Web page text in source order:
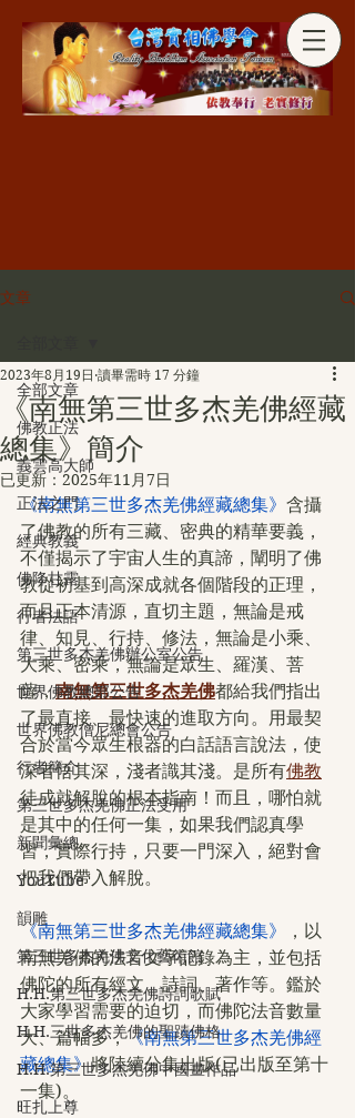
分享
文章
全部文章
佛教正法
義雲高大師
正法之門
經典教義
佛降甘露
行者法語
第三世多杰羌佛辦公室公告
世界佛教總部公告
世界佛教僧尼總會公告
行者簡介
第三世多杰羌佛正法受用
新聞彙總
YouTube
韻雕
第三世多杰羌佛文化藝術館
H.H.第三世多杰羌佛詩詞歌賦
H.H.三世多杰羌佛的聖蹟佛格
H.H.第三世多杰羌佛中國畫作品
旺扎上尊
《南無第三世多杰羌佛經藏
總集》簡介
2023年8月19日 讀畢需時 17 分鐘
已更新：2025年11月7日
《南無第三世多杰羌佛經藏總集》 含攝
了佛教的所有三藏、密典的精華要義，
不僅揭示了宇宙人生的真諦，闡明了佛
教從初基到高深成就各個階段的正理，
而且正本清源，直切主題，無論是戒
律、知見、行持、修法，無論是小乘、
大乘、密乘，無論是眾生、羅漢、菩
薩，南無第三世多杰羌佛都給我們指出
了最直接、最快速的進取方向。用最契
合於當今眾生根器的白話語言說法，使
深者悟其深，淺者識其淺。是所有佛教
徒成就解脫的根本指南！而且，哪怕就
是其中的任何一集，如果我們認真學
習，實際行持，只要一門深入，絕對會
把我們帶入解脫。
《南無第三世多杰羌佛經藏總集》
，以
南無羌佛的法音文字記錄為主，並包括
佛陀的所有經文、詩詞、著作等。鑑於
大家學習需要的迫切，而佛陀法音數量
大、篇幅多，《南無第三世多杰羌佛經
藏總集》將陸續分集出版(已出版至第十
一集)。